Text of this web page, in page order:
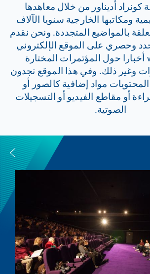
أديناور من خلال معاهدها
ومكاتبها الخارجية سنويا الآلاف
بالمواضيع المتجددة. ونحن نقدم
وحصري على الموقع الإلكتروني
www.kas.de أخبارا حول المؤتمرات المختارة
وغير ذلك. وفي هذا الموقع تجدون
مواد إضافية كالصور أو
أو مقاطع الفيديو أو التسجيلات
الصوتية.